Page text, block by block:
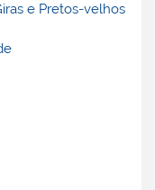
e Pretos-velhos